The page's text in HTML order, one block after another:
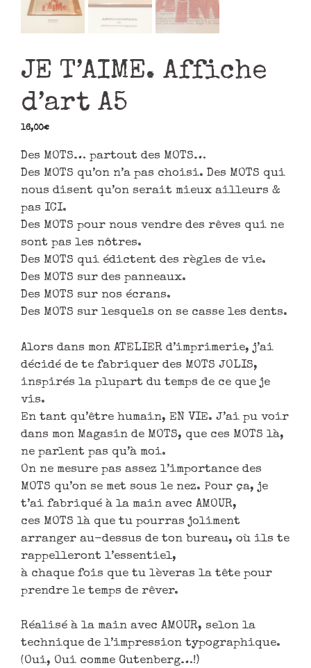
JE T’AIME. Affiche
d’art A5
16,00€
Des MOTS… partout des MOTS…
Des MOTS qu’on n’a pas choisi. Des MOTS qui
nous disent qu’on serait mieux ailleurs &
pas ICI.
Des MOTS pour nous vendre des rêves qui ne
sont pas les nôtres.
Des MOTS qui édictent des règles de vie.
Des MOTS sur des panneaux.
Des MOTS sur nos écrans.
Des MOTS sur lesquels on se casse les dents.
Alors dans mon ATELIER d’imprimerie, j’ai
décidé de te fabriquer des MOTS JOLIS,
inspirés la plupart du temps de ce que je
vis.
En tant qu’être humain, EN VIE. J’ai pu voir
dans mon Magasin de MOTS, que ces MOTS là,
ne parlent pas qu’à moi.
On ne mesure pas assez l’importance des
MOTS qu’on se met sous le nez. Pour ça, je
t’ai fabriqué à la main avec AMOUR,
ces MOTS là que tu pourras joliment
arranger au-dessus de ton bureau, où ils te
rappelleront l’essentiel,
à chaque fois que tu lèveras la tête pour
prendre le temps de rêver.
Réalisé à la main avec AMOUR, selon la
technique de l’impression typographique.
(Oui, Oui comme Gutenberg…!)